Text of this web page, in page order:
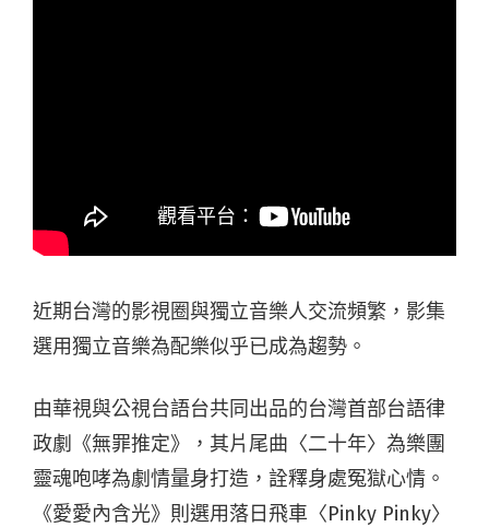
近期台灣的影視圈與獨立音樂人交流頻繁，影集
選用獨立音樂為配樂似乎已成為趨勢。
由華視與公視台語台共同出品的台灣首部台語律
政劇《無罪推定》，其片尾曲〈二十年〉為樂團
靈魂咆哮為劇情量身打造，詮釋身處冤獄心情。
《愛愛內含光》則選用落日飛車〈Pinky Pinky〉